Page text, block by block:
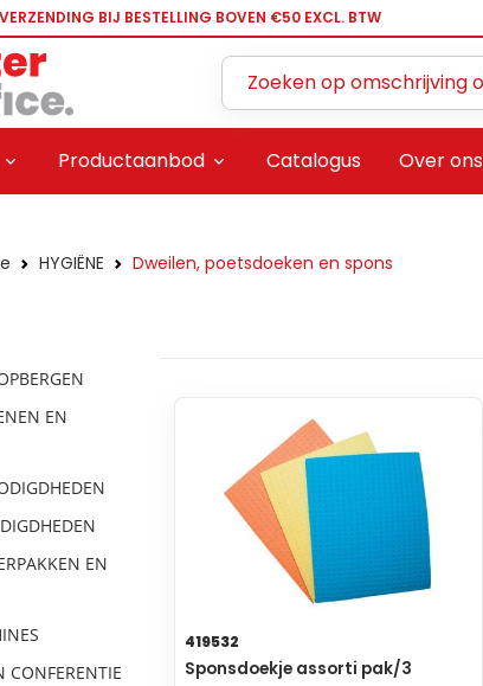
BIJ BESTELLING BOVEN €50 EXCL. BTW
Productaanbod Catalogus Over ons
HYGIËNE Dweilen, poetsdoeken en spons
EN
EN
CONFERENTIE
419532
Sponsdoekje assorti pak/3